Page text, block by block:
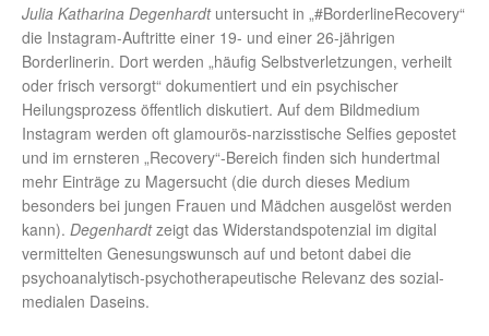
Julia Katharina Degenhardtuntersucht in „#BorderlineRecovery“
die Instagram-Auftritte einer 19- und einer 26-jährigen
Borderlinerin. Dort werden „häufig Selbstverletzungen, verheilt
oder frisch versorgt“ dokumentiert und ein psychischer
Heilungsprozess öffentlich diskutiert. Auf dem Bildmedium
Instagram werden oft glamourös-narzisstische Selfies gepostet
und im ernsteren „Recovery“-Bereich finden sich hundertmal
mehr Einträge zu Magersucht (die durch dieses Medium
besonders bei jungen Frauen und Mädchen ausgelöst werden
kann). Degenhardtzeigt das Widerstandspotenzial im digital
vermittelten Genesungswunsch auf und betont dabei die
psychoanalytisch-psychotherapeutische Relevanz des sozial-
medialen Daseins.